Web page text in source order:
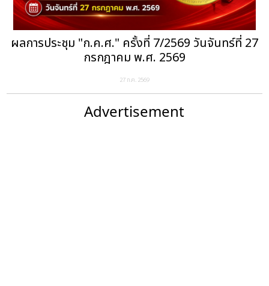
ผลการประชุม "ก.ค.ศ." ครั้งที่ 7/2569 วันจันทร์ที่ 27
กรกฎาคม พ.ศ. 2569
27 ก.ค. 2569
Advertisement